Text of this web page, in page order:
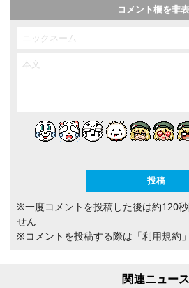
コメント欄を非
※一度コメントを投稿した後は約120
せん
※コメントを投稿する際は 「利用規約」
関連ニュース